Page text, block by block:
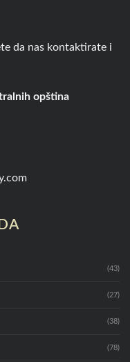
da nas kontaktirate i
opština
(43)
(27)
(38)
(78)